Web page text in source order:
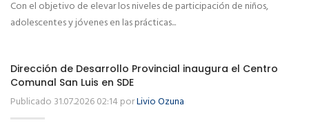
Con el objetivo de elevar los niveles de participación de niños,
adolescentes y jóvenes en las prácticas...
Dirección de Desarrollo Provincial inaugura el Centro
Comunal San Luis en SDE
Publicado 31.07.2026 02:14 porLivio Ozuna